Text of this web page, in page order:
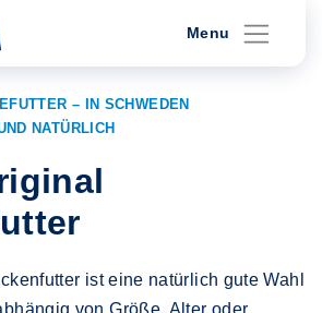
Menu
– IN SCHWEDEN
NATÜRLICH
ist eine natürlich gute Wahl
von Größe, Alter oder